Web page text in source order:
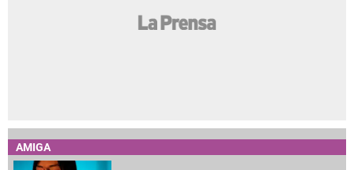
AMIGA